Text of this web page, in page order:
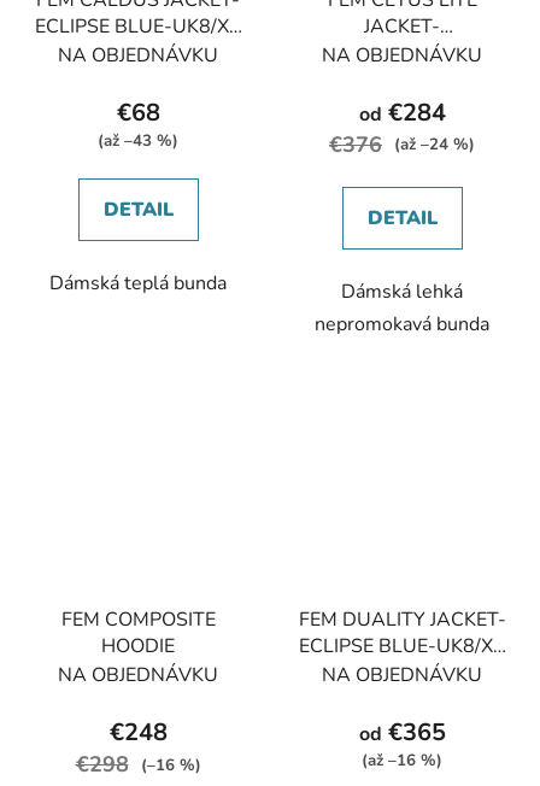
ECLIPSE BLUE-UK8/XS
dámská bunda modrá
NA OBJEDNÁVKU
€68
(až –43 %)
DETAIL
Dámská teplá bunda
JACKET-
CORNFLOWER-
modrá
NA OBJEDNÁVKU
od €284
€376 (až –24 %)
DETAIL
Dámská lehká
nepromokavá bunda
FEM COMPOSITE
HOODIE
NA OBJEDNÁVKU
€248
€298 (–16 %)
FEM DUALITY JACKET-
ECLIPSE BLUE-UK8/XS
dámská bunda modrá
NA OBJEDNÁVKU
od €365
(až –16 %)